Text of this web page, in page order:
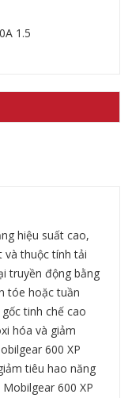
1.5
hiệu suất cao,
và thuộc tính tải
truyền động bằng
tóe hoặc tuần
tinh chế cao
hóa và giảm
600 XP
tiêu hao năng
600 XP